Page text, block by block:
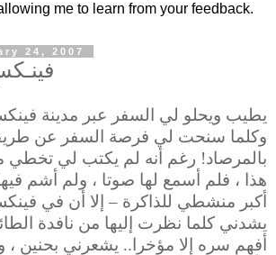
me to learn from your feedback.
24, 2007
يطيب ويحلو لي السفر عبر مدينة فينكس
وكلما سنحت لي فرصة السفر عن
بالمرصاد! رغم أنه لم يكتب لي تخطي
هذا ، فلم أسمع لها صوتا ، ولم أشم
أكبر منشطي للذاكرة – إلا أن في
يشدني كلما نظرت إليها من نافدة
أفهم سره إلا مؤخرا.. يشعرني بحنين ،